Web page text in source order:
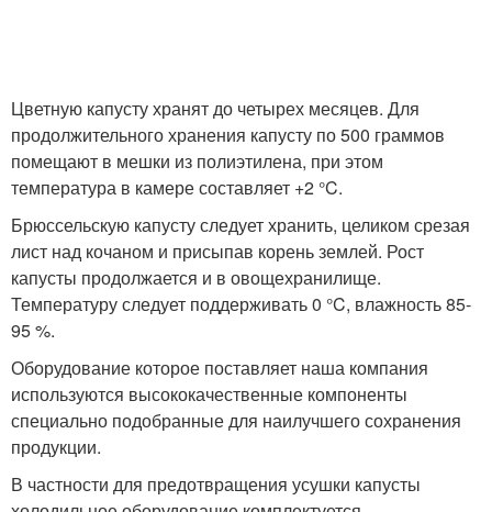
Цветную капусту хранят до четырех месяцев. Для
продолжительного хранения капусту по 500 граммов
помещают в мешки из полиэтилена, при этом
температура в камере составляет +2 °C.
Брюссельскую капусту следует хранить, целиком срезая
лист над кочаном и присыпав корень землей. Рост
капусты продолжается и в овощехранилище.
Температуру следует поддерживать 0 °C, влажность 85-
95 %.
Оборудование которое поставляет наша компания
используются высококачественные компоненты
специально подобранные для наилучшего сохранения
продукции.
В частности для предотвращения усушки капусты